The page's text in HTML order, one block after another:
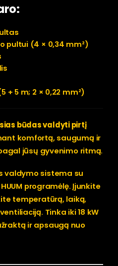
pultui (4 × 0,34 mm²)
+ 5 m; 2 × 0,22 mm²)
būdas valdyti pirtį
komfortą, saugumą ir
jūsų gyvenimo ritmą.
valdymo sistema su
programėlę. Įjunkite
temperatūrą, laiką,
Tinka iki 18 kW
ir apsaugą nuo